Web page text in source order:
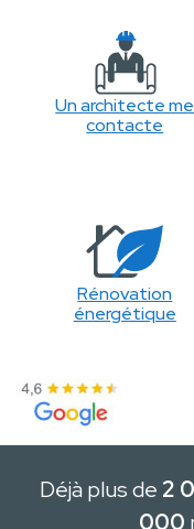
Un architecte me
contacte
Rénovation
énergétique
Déjà plus de 2
000